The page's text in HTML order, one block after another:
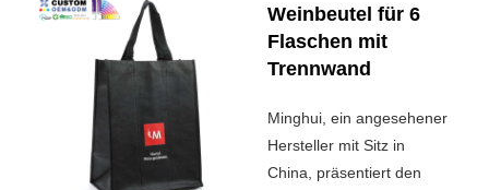
Weinbeutel für 6
Flaschen mit
Trennwand
Minghui, ein angesehener
Hersteller mit Sitz in
China, präsentiert den